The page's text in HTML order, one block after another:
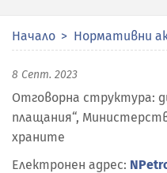
Начало Нормативни
8 Септ. 2023
Отговорна структура:
плащания“,
храните
Електронен адрес: